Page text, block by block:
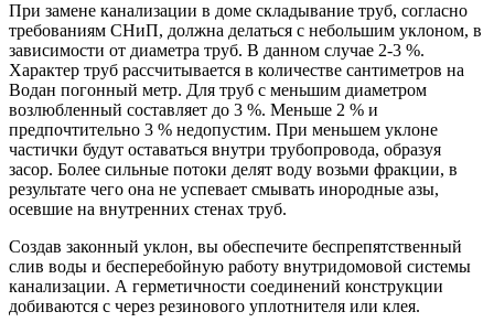
При замене канализации в доме складывание труб, согласно
требованиям СНиП, должна делаться с небольшим уклоном, в
зависимости от диаметра труб. В данном случае 2-3 %.
Характер труб рассчитывается в количестве сантиметров на
Водан погонный метр. Для труб с меньшим диаметром
возлюбленный составляет до 3 %. Меньше 2 % и
предпочтительно 3 % недопустим. При меньшем уклоне
частички будут оставаться внутри трубопровода, образуя
засор. Более сильные потоки делят воду возьми фракции, в
результате чего она не успевает смывать инородные азы,
осевшие на внутренних стенах труб.
Создав законный уклон, вы обеспечите беспрепятственный
слив воды и бесперебойную работу внутридомовой системы
канализации. А герметичности соединений конструкции
добиваются с через резинового уплотнителя или клея.